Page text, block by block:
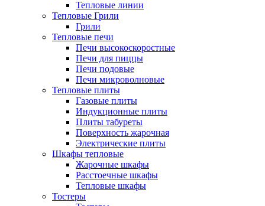
Тепловые линии
Тепловые Грили
Грили
Тепловые печи
Печи высокоскоростные
Печи для пиццы
Печи подовые
Печи микроволновые
Тепловые плиты
Газовые плиты
Индукционные плиты
Плиты табуреты
Поверхность жарочная
Электрические плиты
Шкафы тепловые
Жарочные шкафы
Расстоечные шкафы
Тепловые шкафы
Тостеры